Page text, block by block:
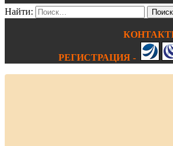
Найти:
РЕГИСТРАЦИЯ -